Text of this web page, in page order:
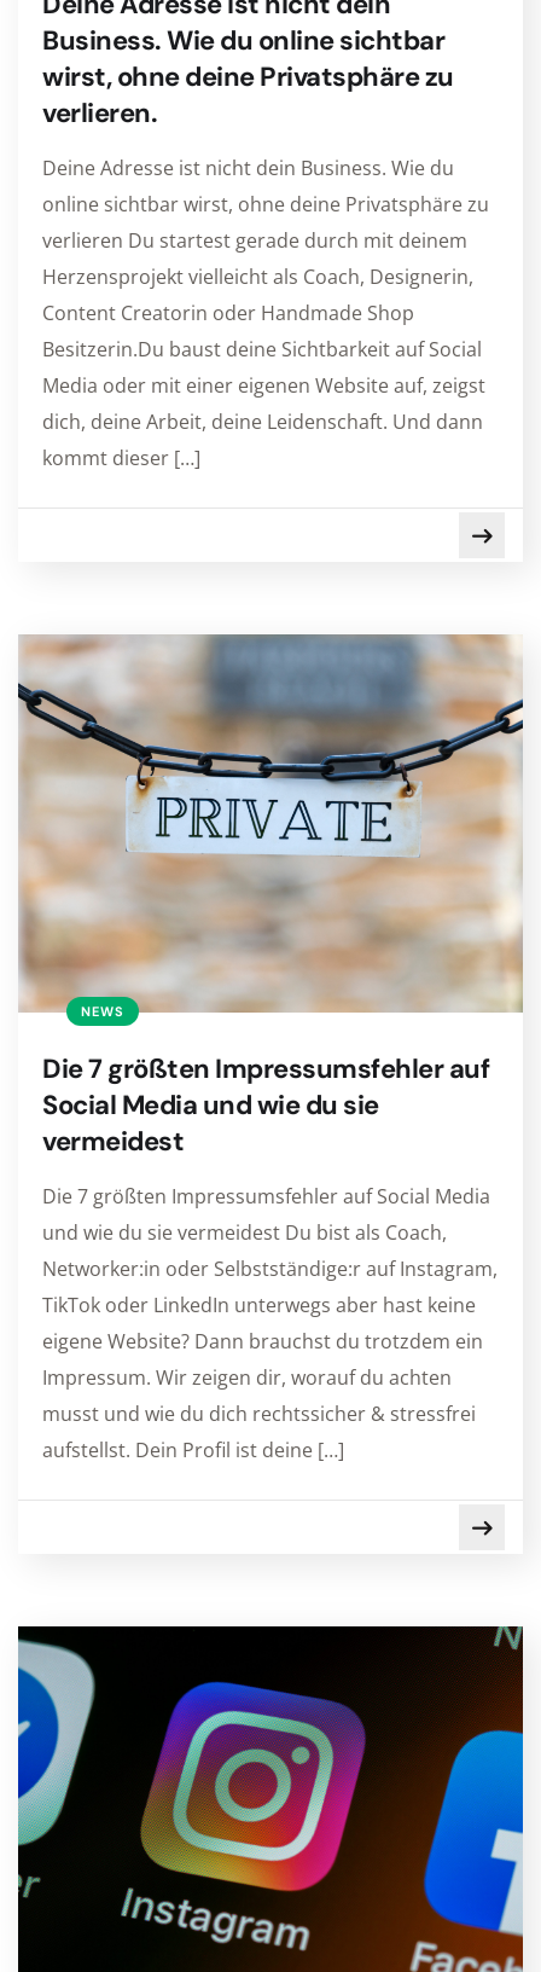
Business. Wie du online sichtbar
wirst, ohne deine Privatsphäre zu
verlieren.
Deine Adresse ist nicht dein Business. Wie du
online sichtbar wirst, ohne deine Privatsphäre zu
verlieren Du startest gerade durch mit deinem
Herzensprojekt vielleicht als Coach, Designerin,
Content Creatorin oder Handmade Shop
Besitzerin.Du baust deine Sichtbarkeit auf Social
Media oder mit einer eigenen Website auf, zeigst
dich, deine Arbeit, deine Leidenschaft. Und dann
kommt dieser […]
NEWS
Die 7 größten Impressumsfehler auf
Social Media und wie du sie
vermeidest
Die 7 größten Impressumsfehler auf Social Media
und wie du sie vermeidest Du bist als Coach,
Networker:in oder Selbstständige:r auf Instagram,
TikTok oder LinkedIn unterwegs aber hast keine
eigene Website? Dann brauchst du trotzdem ein
Impressum. Wir zeigen dir, worauf du achten
musst und wie du dich rechtssicher & stressfrei
aufstellst. Dein Profil ist deine […]